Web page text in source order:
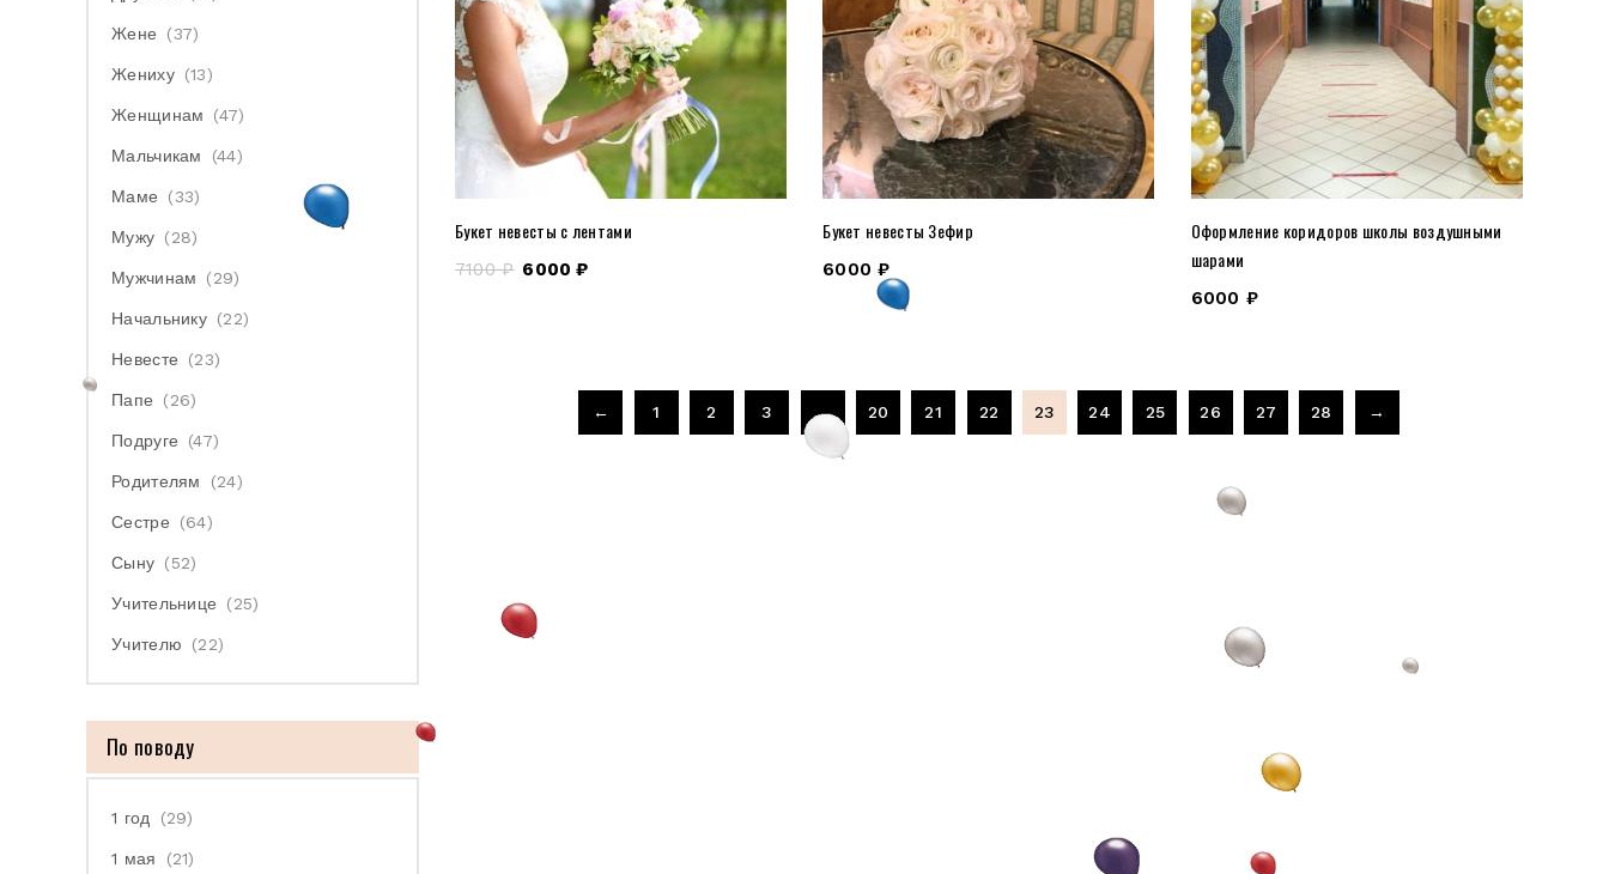
Букет невесты с лентами
7100₽ 6000₽
Букет невесты Зефир
6000₽
Оформление коридоров школы воздушными
шарами
6000 ₽
← 1 2 3 … 20 21 22 23 24 25 26 27 28 →
Жене (37)
Жениху (13)
Женщинам (47)
Мальчикам (44)
Маме (33)
Мужу (28)
Мужчинам (29)
Начальнику (22)
Невесте (23)
Папе (26)
Подруге (47)
Родителям (24)
Сестре (64)
Сыну (52)
Учительнице (25)
Учителю (22)
По поводу
1 год (29)
1 мая (21)